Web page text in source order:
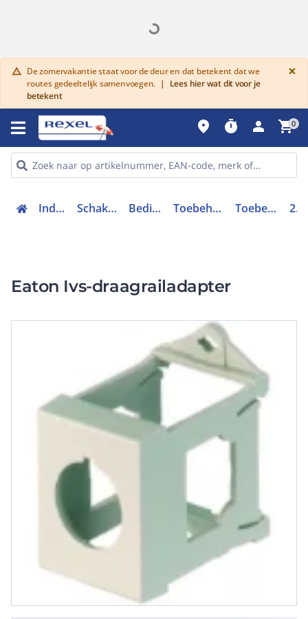
warning De zomervakantie staat voor de deur en dat betekent dat we
routes gedeeltelijk samenvoegen. |
Lees hier wat dit voor je
betekent
×
place timer person shopping_cart0
Industriele componenten Schakelen, bedienen en signaleren Bedieningen en signaleringen Toebehoren bedieningen en signaleringen Toebehoren drukknop / signaallamp 216400
Eaton Ivs-draagrailadapter